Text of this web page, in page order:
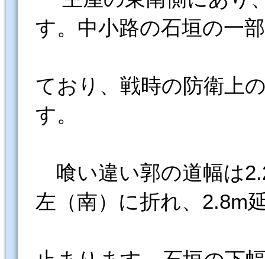
す。中小路の石垣の一
ており、戦時の防衛上
す。
喰い違い郭の道幅は
左（南）に折れ、2.8m